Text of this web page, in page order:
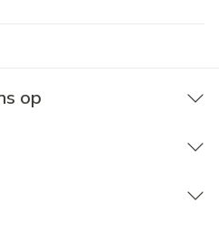
op